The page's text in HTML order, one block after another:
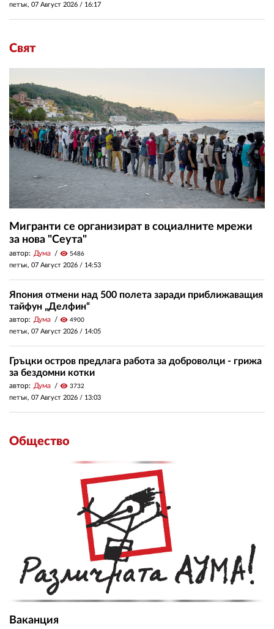
петък, 07 Август 2026 / 16:17
Свят
Мигранти се организират в социалните мрежи
за нова "Сеута"
автор: Дума visibility 5486
петък, 07 Август 2026 / 14:53
Япония отмени над 500 полета заради приближаващия
тайфун „Делфин“
автор: Дума visibility 4900
петък, 07 Август 2026 / 14:05
Гръцки остров предлага работа за доброволци - грижа
за бездомни котки
автор: Дума visibility 3732
петък, 07 Август 2026 / 13:03
Общество
Ваканция